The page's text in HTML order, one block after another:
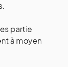
partie
à moyen